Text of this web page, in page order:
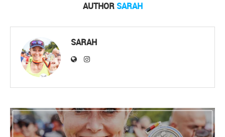
AUTHOR SARAH
SARAH